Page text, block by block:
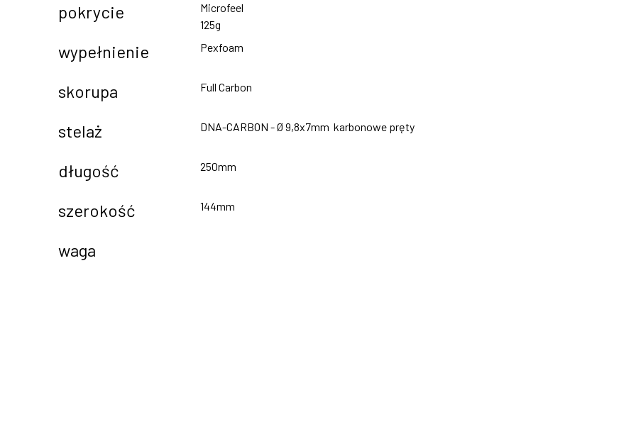
pokrycie Microfeel
wypełnienie Pexfoam
skorupa Full Carbon
stelaż DNA-CARBON - Ø 9,8x7mm karbonowe pręty
długość 250mm
szerokość 144mm
waga
125g